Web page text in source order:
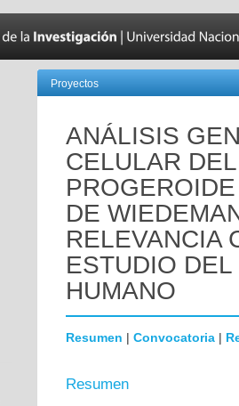
Proyectos
ANÁLISIS
CELULAR
DE
RELEVANCIA
ESTUDIO
HUMANO
Resumen | Convocatoria |
Resumen